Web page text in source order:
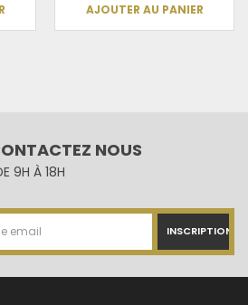
AJOUTER AU PANIER
NOUS
9H À 18H
INSCRIPTION